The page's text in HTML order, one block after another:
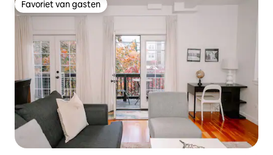
Favoriet van gasten
Favoriet van gasten